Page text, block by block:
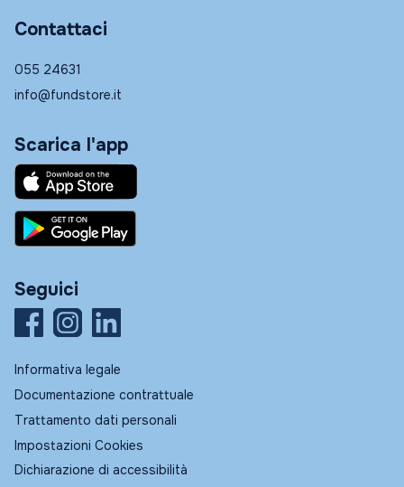
Contattaci
055 24631
info@fundstore.it
Scarica l'app
Seguici
Informativa legale
Documentazione contrattuale
Trattamento dati personali
Impostazioni Cookies
Dichiarazione di accessibilità